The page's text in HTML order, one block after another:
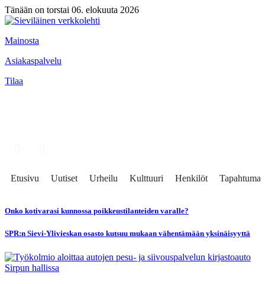
Tänään on torstai 06. elokuuta 2026
Mainosta
Asiakaspalvelu
Tilaa
Etusivu Uutiset Urheilu Kulttuuri Henkilöt Tapahtumat
Onko kotivarasi kunnossa poikkeustilanteiden varalle?
SPR:n Sievi-Ylivieskan osasto kutsuu mukaan vähentämään yksinäisyyttä